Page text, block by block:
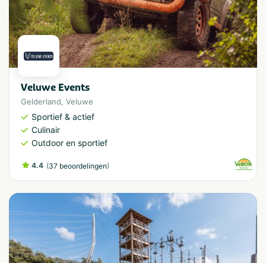
Veluwe Events
Gelderland, Veluwe
Sportief & actief
Culinair
Outdoor en sportief
4.4 (37 beoordelingen)